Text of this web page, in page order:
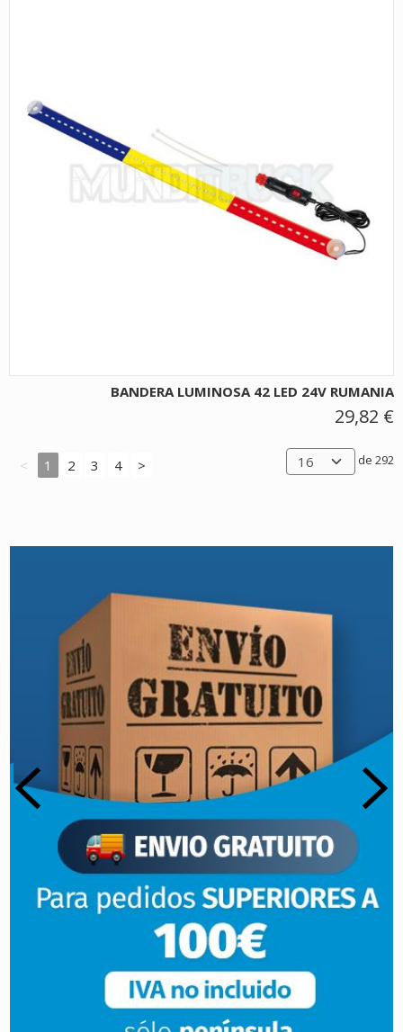
BANDERA LUMINOSA 42 LED 24V RUMANIA
29,82 €
< 1 2 3 4 > de 292